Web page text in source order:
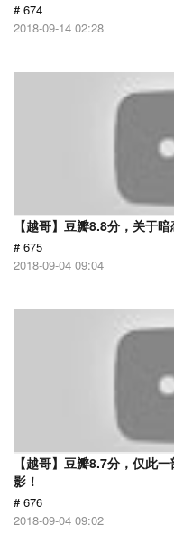
# 674
2018-09-14 02:28
【越哥】豆瓣8.8分，关于
# 675
2018-09-04 09:04
【越哥】豆瓣8.7分，仅此
影！
# 676
2018-09-04 09:02